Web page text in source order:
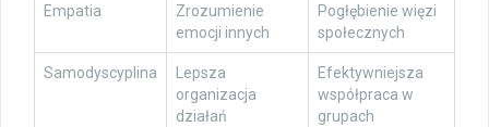
Empatia
Zrozumienie
emocji innych
Pogłębienie więzi
społecznych
Samodyscyplina
Lepsza
organizacja
działań
Efektywniejsza
współpraca w
grupach